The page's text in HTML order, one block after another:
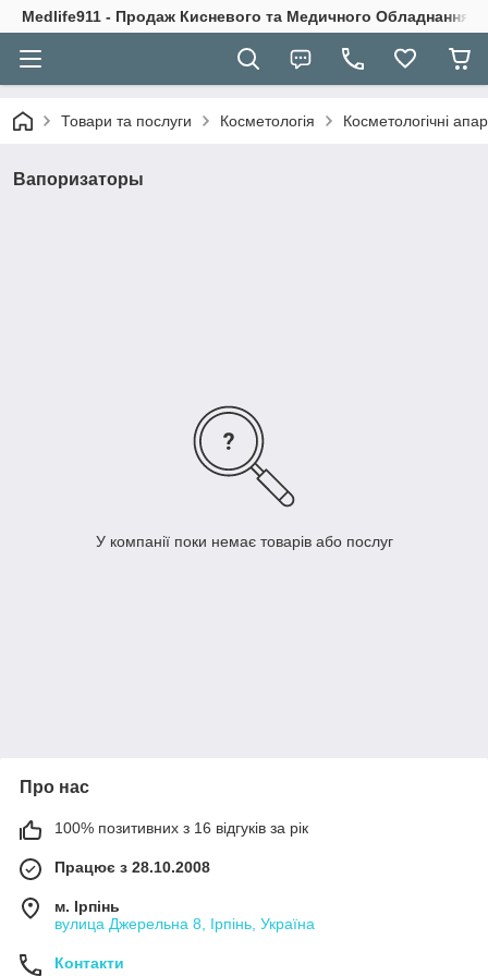
Medlife911 - Продаж Кисневого та Медичного Обладнання
Товари та послуги Косметологія Косметологічні
Вапоризаторы
У компанії поки немає товарів або послуг
Про нас
100% позитивних з 16 відгуків за рік
Працює з 28.10.2008
м. Ірпінь
вулица Джерельна 8, Ірпінь, Україна
Контакти